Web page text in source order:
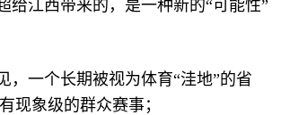
给江西带来的，是一种新的“可能性”
，一个长期被视为体育“洼地”的省
现象级的群众赛事；